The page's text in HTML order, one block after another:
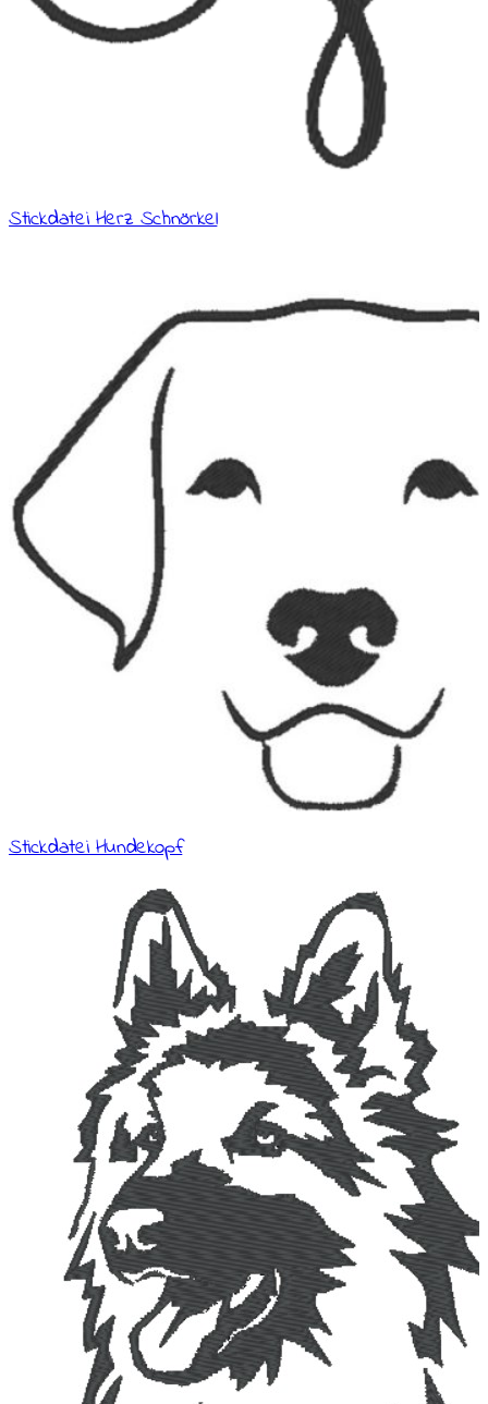
Stickdatei Herz Schnörkel
Stickdatei Hundekopf